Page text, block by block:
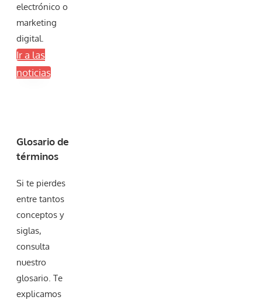
electrónico o
marketing
digital.
Ir a las
noticias
Glosario de
términos
Si te pierdes
entre tantos
conceptos y
siglas,
consulta
nuestro
glosario. Te
explicamos